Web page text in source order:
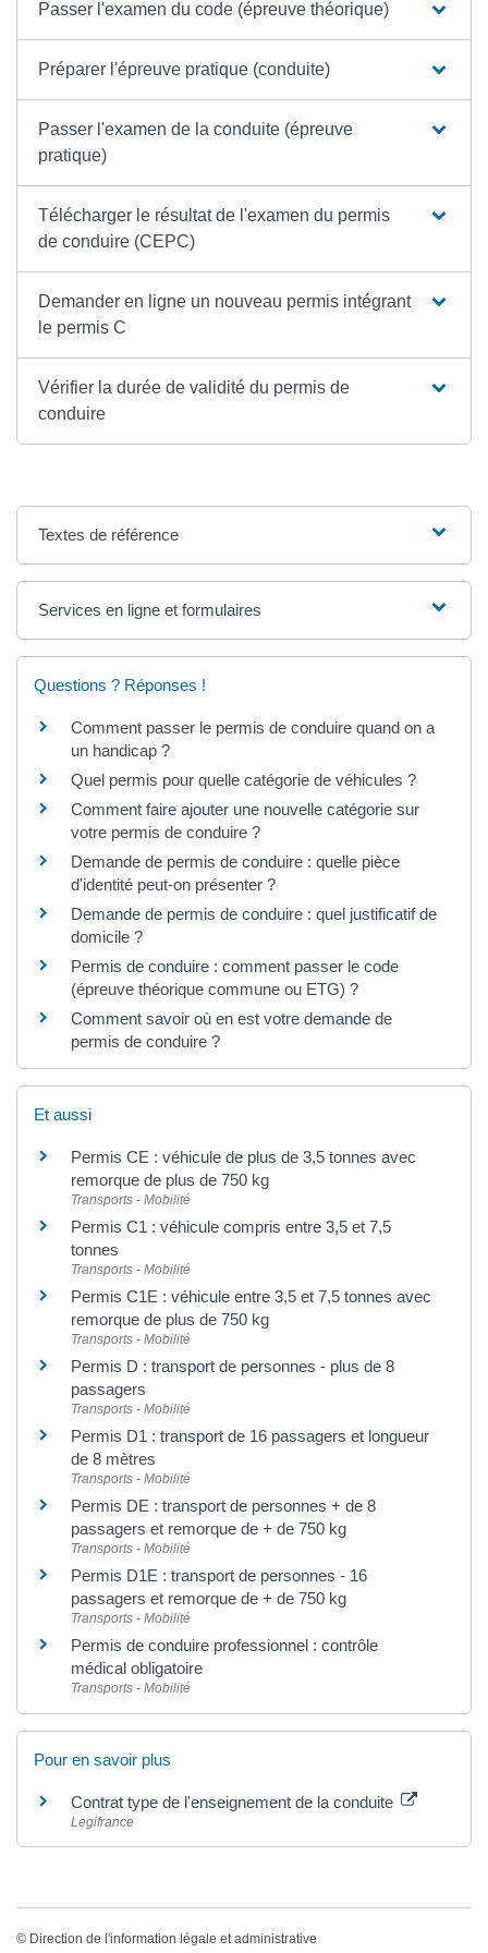
Passer l'examen du code (épreuve théorique)
Préparer l'épreuve pratique (conduite)
Passer l'examen de la conduite (épreuve
pratique)
Télécharger le résultat de l'examen du permis
de conduire (CEPC)
Demander en ligne un nouveau permis intégrant
le permis C
Vérifier la durée de validité du permis de
conduire
Textes de référence
Services en ligne et formulaires
Questions ? Réponses !
Comment passer le permis de conduire quand on a
un handicap ?
Quel permis pour quelle catégorie de véhicules ?
Comment faire ajouter une nouvelle catégorie sur
votre permis de conduire ?
Demande de permis de conduire : quelle pièce
d'identité peut-on présenter ?
Demande de permis de conduire : quel justificatif de
domicile ?
Permis de conduire : comment passer le code
(épreuve théorique commune ou ETG) ?
Comment savoir où en est votre demande de
permis de conduire ?
Et aussi
Permis CE : véhicule de plus de 3,5 tonnes avec
remorque de plus de 750 kg
Transports - Mobilité
Permis C1 : véhicule compris entre 3,5 et 7,5
tonnes
Transports - Mobilité
Permis C1E : véhicule entre 3,5 et 7,5 tonnes avec
remorque de plus de 750 kg
Transports - Mobilité
Permis D : transport de personnes - plus de 8
passagers
Transports - Mobilité
Permis D1 : transport de 16 passagers et longueur
de 8 mètres
Transports - Mobilité
Permis DE : transport de personnes + de 8
passagers et remorque de + de 750 kg
Transports - Mobilité
Permis D1E : transport de personnes - 16
passagers et remorque de + de 750 kg
Transports - Mobilité
Permis de conduire professionnel : contrôle
médical obligatoire
Transports - Mobilité
Pour en savoir plus
Contrat type de l'enseignement de la conduite
Legifrance
© Direction de l'information légale et administrative